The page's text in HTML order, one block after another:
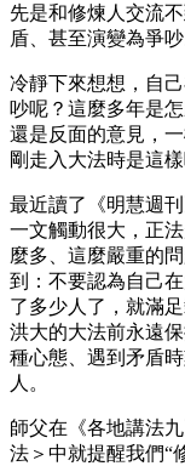
先是和修煉人交流
盾、甚至演變為爭吵
冷靜下來想想，自
吵呢？這麼多年是
還是反面的意見，
剛走入大法時是這樣
最近讀了《明慧週
一文觸動很大，正
麼多、這麼嚴重的
到：不要認為自己
了多少人了，就滿
洪大的大法前永遠
種心態、遇到矛盾
人。
師父在《各地講法
法＞中就提醒我們“